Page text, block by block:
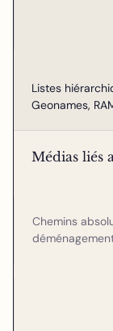
Listes
Geonames,
Médias liés
Chemins